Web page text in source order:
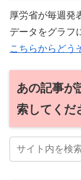
厚労省が毎週発
データをグラフ
こちらからどう
あの記事が
索してくだ